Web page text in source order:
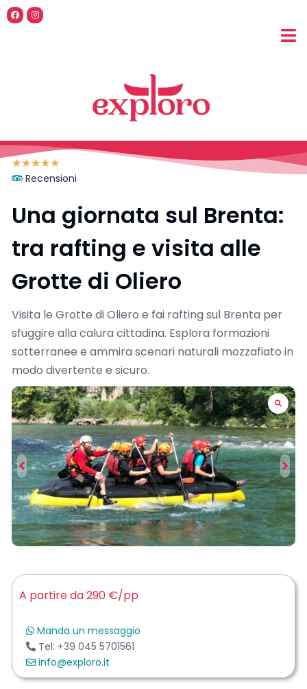
Una giornata sul Brenta:
tra rafting e visita alle
Grotte di Oliero
Visita le Grotte di Oliero e fai rafting sul Brenta per
sfuggire alla calura cittadina. Esplora formazioni
sotterranee e ammira scenari naturali mozzafiato in
modo divertente e sicuro.
☆☆☆☆☆
Recensioni
A partire da 290 €/pp
Manda un messaggio
Tel: +39 045 5701561
info@exploro.it